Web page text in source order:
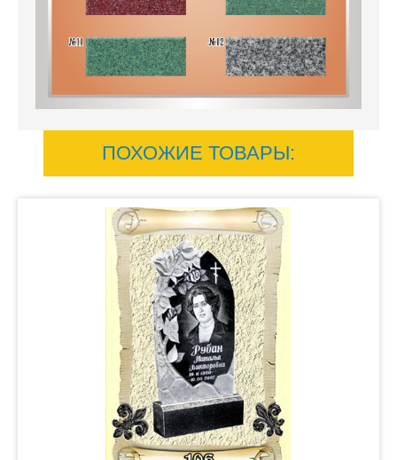
ПОХОЖИЕ ТОВАРЫ: